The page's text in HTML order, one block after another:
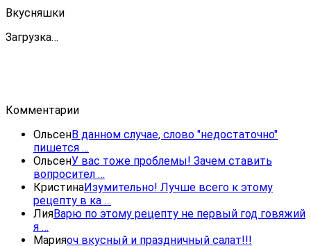
Вкусняшки
Загрузка…
Комментарии
ОльсенВ данном случае, слово "недостаточно"
пишется …
ОльсенУ вас тоже проблемы! Зачем ставить
вопросител …
КристинаИзумительно! Лучше всего к этому
рецепту в ка …
ЛияВарю по этому рецепту не первый год говяжий
я …
Марияоч вкусный и праздничный салат!!!